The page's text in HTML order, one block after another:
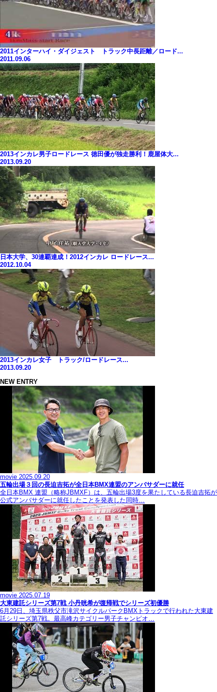
2011インターハイ・ダイジェスト トラック中長距離／ロード...
2011.09.06
2013インカレ男子ロードレース 徳田優が独走勝利！鹿屋体大...
2013.09.20
日本大学、30連覇達成！2012インカレ ロードレース...
2012.10.04
2013インカレ女子 トラック/ロードレース...
2013.09.20
NEW ENTRY
movie 2025.09.20
五輪出場３回の長迫吉拓が全日本BMX連盟のアンバサダーに就任
全日本BMX 連盟（略称JBMXF）は、五輪出場3度を果たしている長迫吉拓が
公式アンバサダーに就任したことを発表した同時…
movie 2025.07.19
大東建託シリーズ第7戦 ⼩丹晄希が復帰戦でシリーズ初優勝
6月29日、埼玉県秩父市滝沢サイクルパークBMXトラックで行われた大東建
託シリーズ第7戦。最高峰カテゴリー男子チャンピオ…